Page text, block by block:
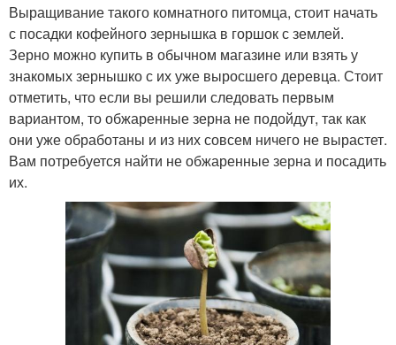
Выращивание такого комнатного питомца, стоит начать
с посадки кофейного зернышка в горшок с землей.
Зерно можно купить в обычном магазине или взять у
знакомых зернышко с их уже выросшего деревца. Стоит
отметить, что если вы решили следовать первым
вариантом, то обжаренные зерна не подойдут, так как
они уже обработаны и из них совсем ничего не вырастет.
Вам потребуется найти не обжаренные зерна и посадить
их.